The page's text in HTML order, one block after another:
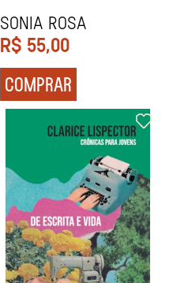
SONIA ROSA
R$ 55,00
COMPRAR